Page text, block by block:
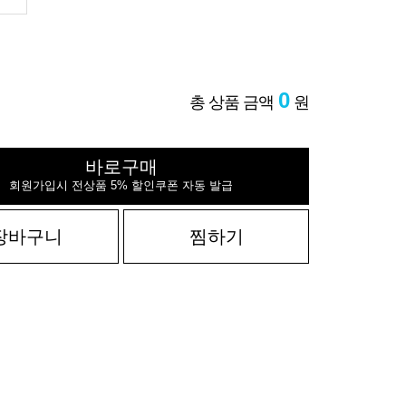
총 상품 금액 0 원
바로구매
회원가입시 전상품 5% 할인쿠폰 자동 발급
바구니 찜하기